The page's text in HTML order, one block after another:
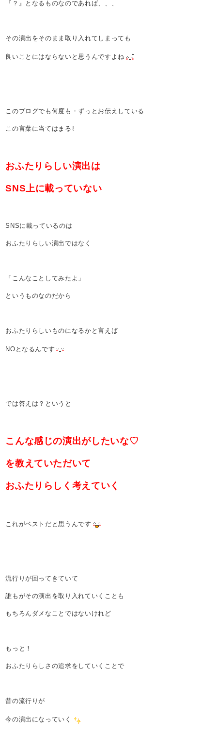
『？』となるものなのであれば、、、
その演出をそのまま取り入れてしまっても
良いことにはならないと思うんですよね
このブログでも何度も・ずっとお伝えしている
この言葉に当てはまる⇩
おふたりらしい演出は
SNS上に載っていない
SNSに載っているのは
おふたりらしい演出ではなく
「こんなことしてみたよ」
というものなのだから
おふたりらしいものになるかと言えば
NOとなるんです
では答えは？というと
こんな感じの演出がしたいな♡
を教えていただいて
おふたりらしく考えていく
これがベストだと思うんです
流行りが回ってきていて
誰もがその演出を取り入れていくことも
もちろんダメなことではないけれど
もっと！
おふたりらしさの追求をしていくことで
昔の流行りが
今の演出になっていく